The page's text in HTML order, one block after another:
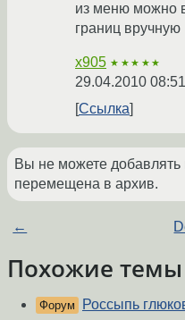
из меню можно
границ вручную
x905 ★★★★★
29.04.2010
Ссылка
Вы не можете добавлять
перемещена в архив.
←
Похожие темы
Форум Россыпь